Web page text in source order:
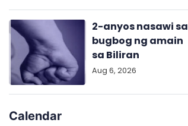
2-anyos nasawi sa
bugbog ng amain
sa Biliran
Aug 6, 2026
Calendar